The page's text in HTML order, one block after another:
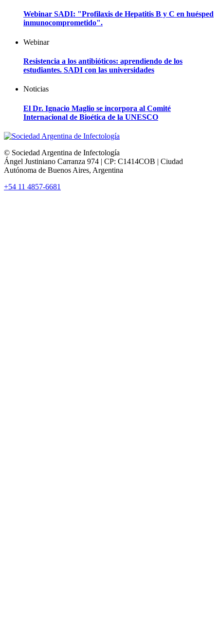
Webinar SADI: "Profilaxis de Hepatitis B y C en huésped
inmunocomprometido".
Webinar
Resistencia a los antibióticos: aprendiendo de los
estudiantes. SADI con las universidades
Noticias
El Dr. Ignacio Maglio se incorpora al Comité
Internacional de Bioética de la UNESCO
© Sociedad Argentina de Infectología
Ángel Justiniano Carranza 974 | CP: C1414COB | Ciudad
Autónoma de Buenos Aires, Argentina
+54 11 4857-6681